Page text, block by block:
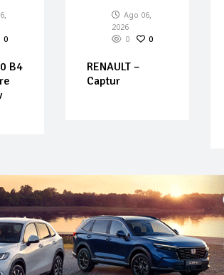
0
B4
Ago 06,
2026
0
0
RENAULT –
Captur